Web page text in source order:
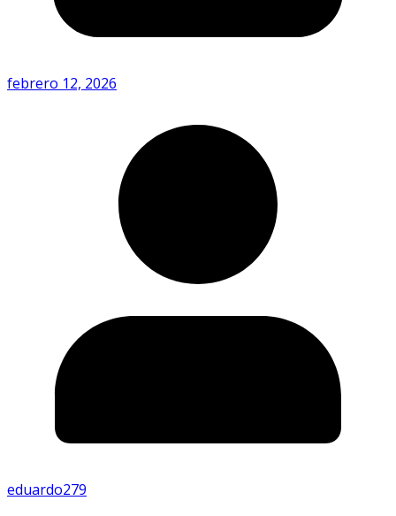
febrero 12, 2026
eduardo279